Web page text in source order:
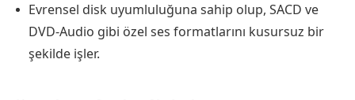
Evrensel disk uyumluluğuna sahip olup, SACD ve
DVD-Audio gibi özel ses formatlarını kusursuz bir
şekilde işler.